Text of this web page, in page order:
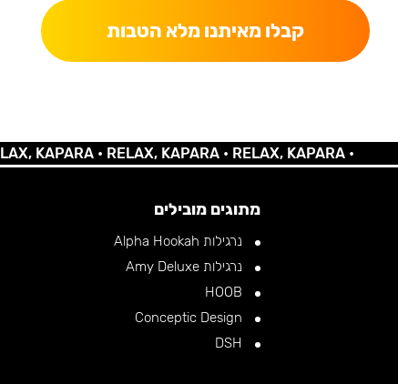
קבלו מאיתנו מלא הטבות
•RELAX, KAPARA •RELAX, KAPARA •
מתוגים מובילים
נרגילות Alpha Hookah
נרגילות Amy Deluxe